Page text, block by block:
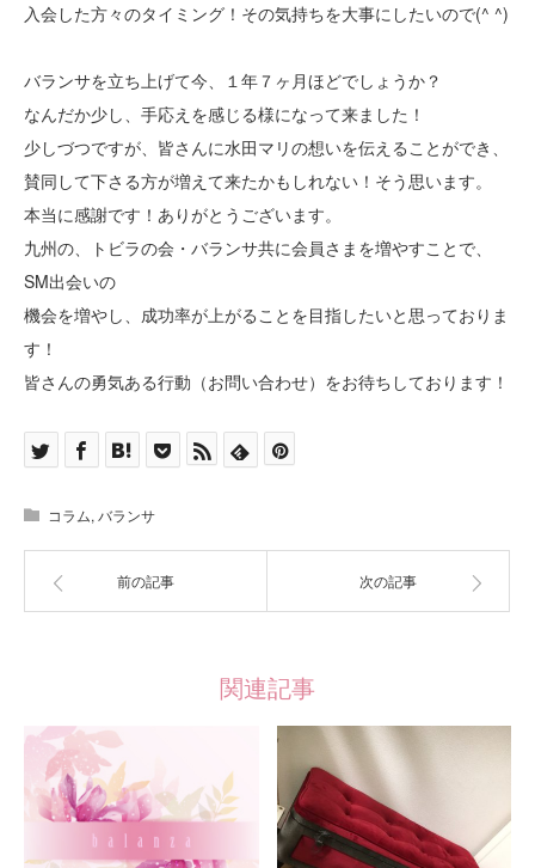
入会した方々のタイミング！その気持ちを大事にしたいので(^ ^)
バランサを立ち上げて今、１年７ヶ月ほどでしょうか？
なんだか少し、手応えを感じる様になって来ました！
少しづつですが、皆さんに水田マリの想いを伝えることができ、
賛同して下さる方が増えて来たかもしれない！そう思います。
本当に感謝です！ありがとうございます。
九州の、トビラの会・バランサ共に会員さまを増やすことで、
SM出会いの
機会を増やし、成功率が上がることを目指したいと思っておりま
す！
皆さんの勇気ある行動（お問い合わせ）をお待ちしております！
コラム, バランサ
前の記事 次の記事
関連記事